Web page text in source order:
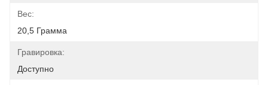
Вес:
20,5 Грамма
Гравировка:
Доступно